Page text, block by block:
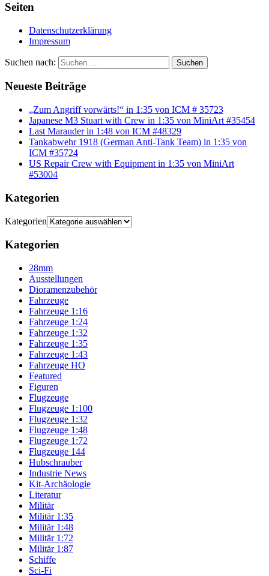
Seiten
Datenschutzerklärung
Impressum
Suchen nach: Suchen
Neueste Beiträge
„Zum Angriff vorwärts!“ in 1:35 von ICM # 35723
Japanese M3 Stuart with Crew in 1:35 von MiniArt #35454
Last Marauder in 1:48 von ICM #48329
Tankabwehr 1918 (German Anti-Tank Team) in 1:35 von
ICM #35724
US Repair Crew with Equipment in 1:35 von MiniArt
#53004
Kategorien
Kategorien
Kategorien
28mm
Ausstellungen
Dioramenzubehör
Fahrzeuge
Fahrzeuge 1:16
Fahrzeuge 1:24
Fahrzeuge 1:32
Fahrzeuge 1:35
Fahrzeuge 1:43
Fahrzeuge HO
Featured
Figuren
Flugzeuge
Flugzeuge 1:100
Flugzeuge 1:32
Flugzeuge 1:48
Flugzeuge 1:72
Flugzeuge 144
Hubschrauber
Industrie News
Kit-Archäologie
Literatur
Militär
Militär 1:35
Militär 1:48
Militär 1:72
Militär 1:87
Schiffe
Sci-Fi